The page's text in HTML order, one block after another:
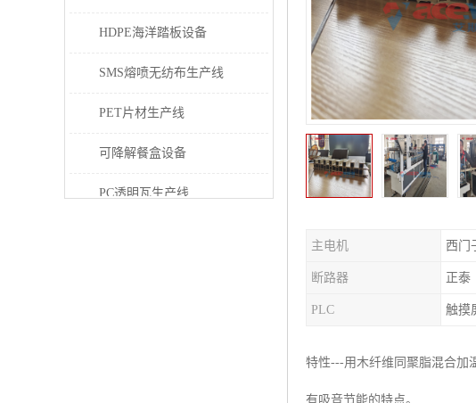
HDPE海洋踏板设备
SMS熔喷无纺布生产线
PET片材生产线
可降解餐盒设备
PC透明瓦生产线
主电机 西门
断路器 正泰
PLC 触摸
特性---用木纤维同聚脂混合加
有吸音节能的特点。